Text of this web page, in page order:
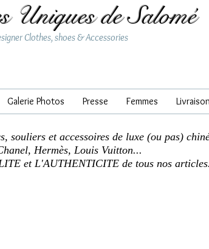
Uniques de Salomé
Clothes, shoes & Accessories
Galerie Photos Presse Femmes
souliers et accessoires de luxe (ou pas)
Hermès, Louis Vuitton...
et L'AUTHENTICITE de tous nos articles.